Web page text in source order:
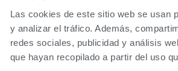
Las cookies de este sitio web se usan
y analizar el tráfico. Además,
redes sociales, publicidad y análisis
que hayan recopilado a partir del uso
Calentador tipo de Gas
Gas Natural
Caudal en ACS
13 litros/minuto apta
o baño
Medidas
64 x 34 x 24 cm